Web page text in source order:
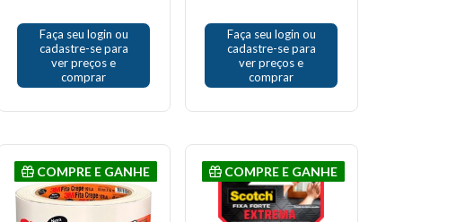
Faça seu login ou
cadastre-se para
ver preços e
comprar
Faça seu login ou
cadastre-se para
ver preços e
comprar
COMPRE E GANHE COMPRE E GANHE